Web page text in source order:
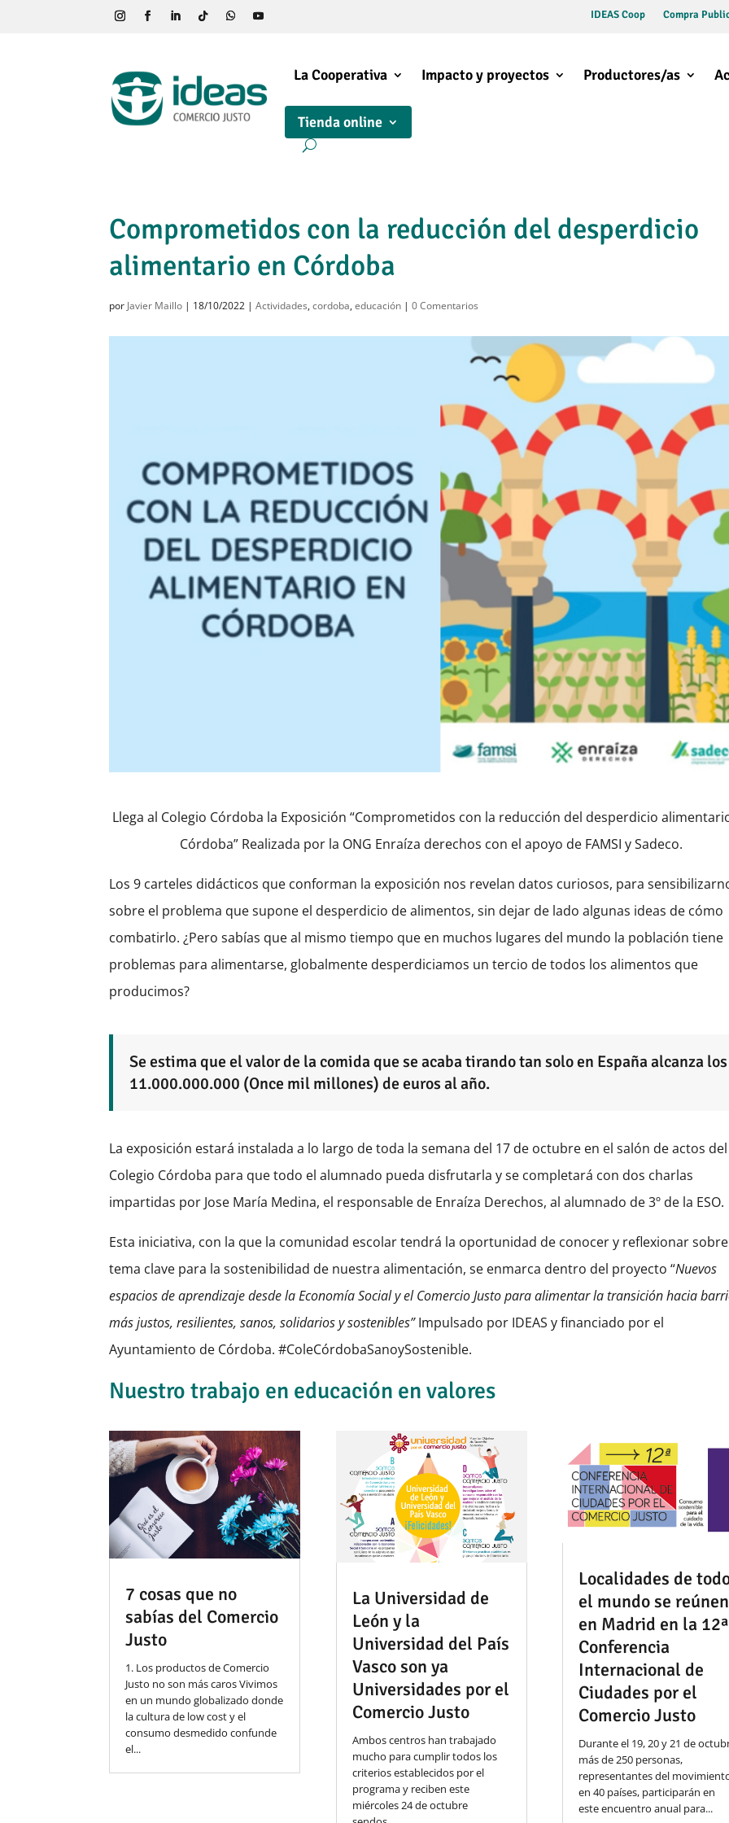
IDEAS Coop Compra
La Cooperativa Impacto y proyectos Productores/as
Tienda online
Comprometidos con la reducción del desperdicio
alimentario en Córdoba
por Javier Maillo | 18/10/2022 |Actividades,cordoba,educación |0 Comentarios
Llega al Colegio Córdoba la Exposición “Comprometidos con la reducción del desperdicio
Córdoba” Realizada por la ONG Enraíza derechos con el apoyo de FAMSI y Sadeco.
Los 9 carteles didácticos que conforman la exposición nos revelan datos curiosos, para
sobre el problema que supone el desperdicio de alimentos, sin dejar de lado algunas ideas de cómo
combatirlo. ¿Pero sabías que al mismo tiempo que en muchos lugares del mundo la población tiene
problemas para alimentarse, globalmente desperdiciamos un tercio de todos los alimentos que
producimos?
Se estima que el valor de la comida que se acaba tirando tan solo en España alcanza los
11.000.000.000 (Once mil millones) de euros al año.
La exposición estará instalada a lo largo de toda la semana del 17 de octubre en el salón de actos del
Colegio Córdoba para que todo el alumnado pueda disfrutarla y se completará con dos charlas
impartidas por Jose María Medina, el responsable de Enraíza Derechos, al alumnado de 3º de la ESO.
Esta iniciativa, con la que la comunidad escolar tendrá la oportunidad de conocer y reflexionar
tema clave para la sostenibilidad de nuestra alimentación, se enmarca dentro del proyecto “Nuevos
espacios de aprendizaje desde la Economía Social y el Comercio Justo para alimentar la transición hacia
más justos, resilientes, sanos, solidarios y sostenibles”Impulsado por IDEAS y financiado por el
Ayuntamiento de Córdoba. #ColeCórdobaSanoySostenible.
Nuestro trabajo en educación en valores
7 cosas que no
sabías del Comercio
Justo
1. Los productos de Comercio
Justo no son más caros Vivimos
en un mundo globalizado donde
la cultura de low cost y el
consumo desmedido confunde
el...
La Universidad de
León y la
Universidad del País
Vasco son ya
Universidades por el
Comercio Justo
Ambos centros han trabajado
mucho para cumplir todos los
criterios establecidos por el
programa y reciben este
miércoles 24 de octubre
Localidades de
el mundo se reúnen
en Madrid en la 12ª
Conferencia
Internacional de
Ciudades por el
Comercio Justo
Durante el 19, 20 y 21 de
más de 250 personas,
representantes del
en 40 países, participarán en
este encuentro anual para...